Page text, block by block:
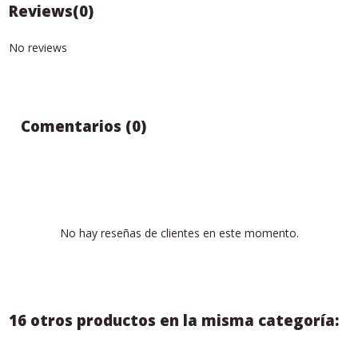
Reviews(0)
No reviews
Comentarios (0)
No hay reseñas de clientes en este momento.
16 otros productos en la misma categoría: